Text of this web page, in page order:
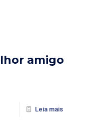
amigo
Leia mais